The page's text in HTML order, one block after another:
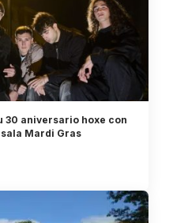
30 aniversario hoxe con
Mardi Gras